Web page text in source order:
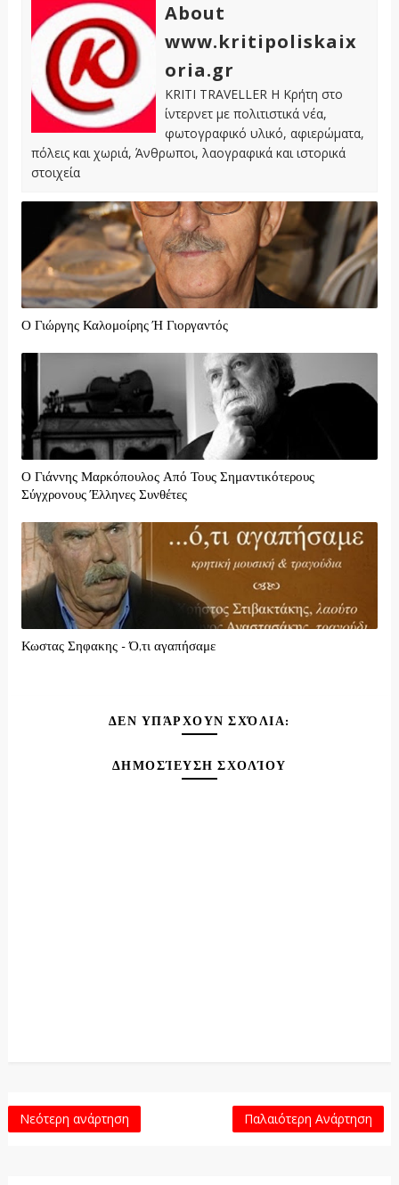
About
www.kritipoliskaix
oria.gr
KRITI TRAVELLER Η Κρήτη στο
ίντερνετ με πολιτιστικά νέα,
φωτογραφικό υλικό, αφιερώματα,
πόλεις και χωριά, Άνθρωποι, λαογραφικά και ιστορικά
στοιχεία
Ο Γιώργης Καλομοίρης Ή Γιοργαντός
Ο Γιάννης Μαρκόπουλος Από Τους Σημαντικότερους
Σύγχρονους Έλληνες Συνθέτες
Κωστας Σηφακης - Ό,τι αγαπήσαμε
ΔΕΝ ΥΠΆΡΧΟΥΝ ΣΧΌΛΙΑ:
ΔΗΜΟΣΊΕΥΣΗ ΣΧΟΛΊΟΥ
Νεότερη ανάρτηση Παλαιότερη Ανάρτηση